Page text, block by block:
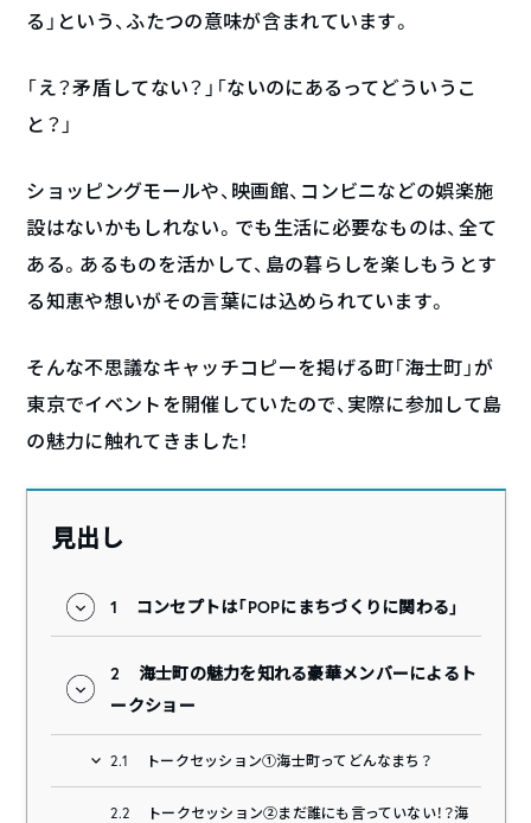
る」という、ふたつの意味が含まれています。
「え？矛盾してない？」「ないのにあるってどういうこ
と？」
ショッピングモールや、映画館、コンビニなどの娯楽施
設はないかもしれない。でも生活に必要なものは、全て
ある。あるものを活かして、島の暮らしを楽しもうとす
る知恵や想いがその言葉には込められています。
そんな不思議なキャッチコピーを掲げる町「海士町」が
東京でイベントを開催していたので、実際に参加して島
の魅力に触れてきました！
見出し
1 コンセプトは「POPにまちづくりに関わる」
2
海士町の魅力を知れる豪華メンバーによるト
ークショー
2.1 トークセッション①海士町ってどんなまち？
2.2
トークセッション②まだ誰にも言っていない！？海